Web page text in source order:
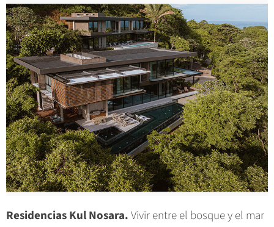
Residencias Kul Nosara.Vivir entre el bosque y el mar